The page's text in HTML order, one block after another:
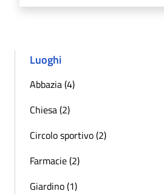
Luoghi
Abbazia (4)
Chiesa (2)
Circolo sportivo (2)
Farmacie (2)
Giardino (1)